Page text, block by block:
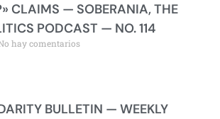
CLAIMS — SOBERANIA, THE
PODCAST — NO. 114
hay comentarios
BULLETIN — WEEKLY